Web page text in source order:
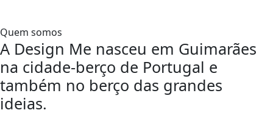
Quem somos
A Design Me nasceu em Guimarães
na cidade-berço de Portugal e
também no berço das grandes
ideias.